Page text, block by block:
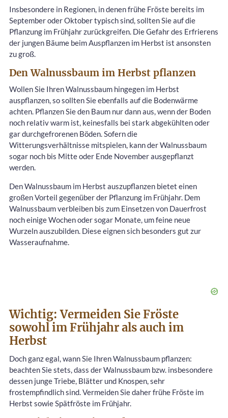
Insbesondere in Regionen, in denen frühe Fröste bereits im
September oder Oktober typisch sind, sollten Sie auf die
Pflanzung im Frühjahr zurückgreifen. Die Gefahr des Erfrierens
der jungen Bäume beim Auspflanzen im Herbst ist ansonsten
zu groß.
Den Walnussbaum im Herbst pflanzen
Wollen Sie Ihren Walnussbaum hingegen im Herbst
auspflanzen, so sollten Sie ebenfalls auf die Bodenwärme
achten. Pflanzen Sie den Baum nur dann aus, wenn der Boden
noch relativ warm ist, keinesfalls bei stark abgekühlten oder
gar durchgefrorenen Böden. Sofern die
Witterungsverhältnisse mitspielen, kann der Walnussbaum
sogar noch bis Mitte oder Ende November ausgepflanzt
werden.
Den Walnussbaum im Herbst auszupflanzen bietet einen
großen Vorteil gegenüber der Pflanzung im Frühjahr. Dem
Walnussbaum verbleiben bis zum Einsetzen von Dauerfrost
noch einige Wochen oder sogar Monate, um feine neue
Wurzeln auszubilden. Diese eignen sich besonders gut zur
Wasseraufnahme.
Wichtig: Vermeiden Sie Fröste
sowohl im Frühjahr als auch im
Herbst
Doch ganz egal, wann Sie Ihren Walnussbaum pflanzen:
beachten Sie stets, dass der Walnussbaum bzw. insbesondere
dessen junge Triebe, Blätter und Knospen, sehr
frostempfindlich sind. Vermeiden Sie daher frühe Fröste im
Herbst sowie Spätfröste im Frühjahr.